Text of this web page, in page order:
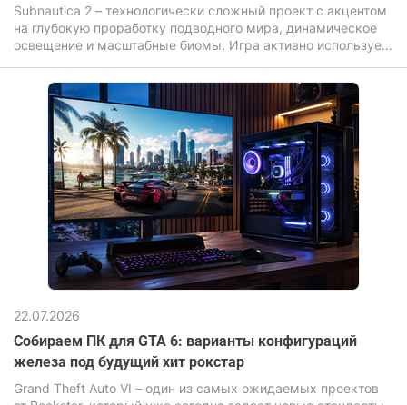
Subnautica 2 – технологически сложный проект с акцентом
на глубокую проработку подводного мира, динамическое
освещение и масштабные биомы. Игра активно использует
сложный шейдеры воды, дальнюю прорисовку и высокую
плотность объектов, что прямо влияет на требования к
железу.
22.07.2026
Собираем ПК для GTA 6: варианты конфигураций
железа под будущий хит рокстар
Grand Theft Auto VI – один из самых ожидаемых проектов